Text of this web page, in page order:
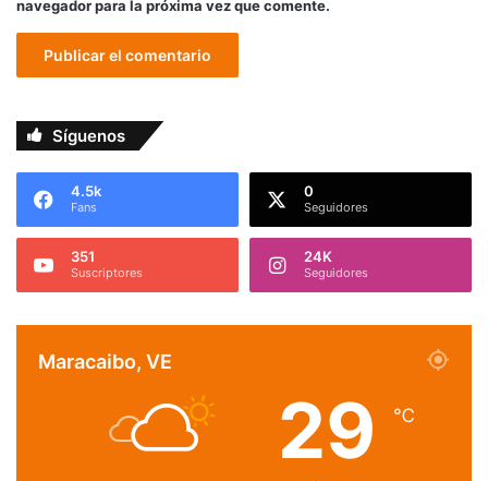
navegador para la próxima vez que comente.
Síguenos
4.5k
Fans
0
Seguidores
351
Suscriptores
24K
Seguidores
Maracaibo, VE
29 ℃